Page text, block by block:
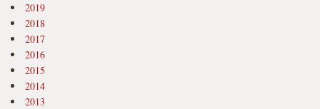
2019
2018
2017
2016
2015
2014
2013